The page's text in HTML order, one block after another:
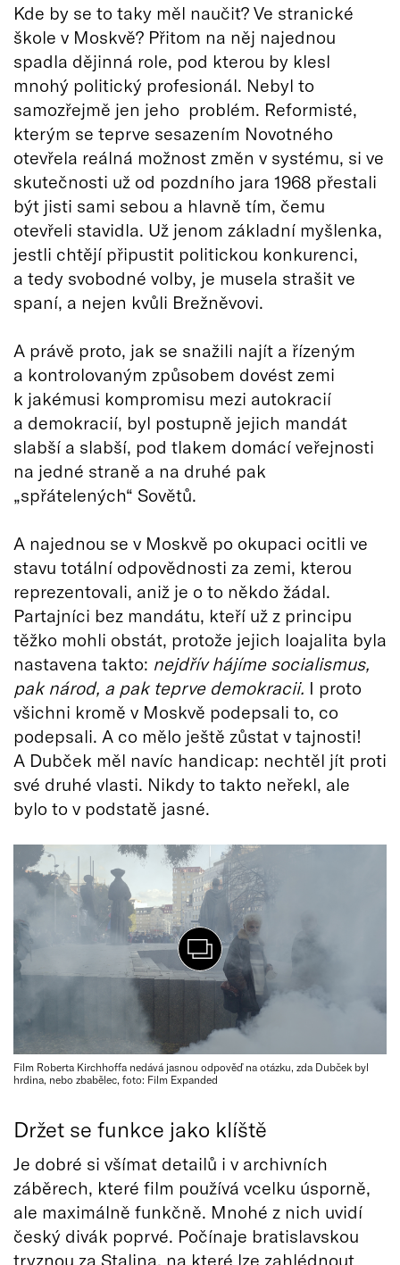
Kde by se to taky měl naučit? Ve stranické
škole v Moskvě? Přitom na něj najednou
spadla dějinná role, pod kterou by klesl
mnohý politický profesionál. Nebyl to
samozřejmě jen jeho problém. Reformisté,
kterým se teprve sesazením Novotného
otevřela reálná možnost změn v systému, si ve
skutečnosti už od pozdního jara 1968 přestali
být jisti sami sebou a hlavně tím, čemu
otevřeli stavidla. Už jenom základní myšlenka,
jestli chtějí připustit politickou konkurenci,
a tedy svobodné volby, je musela strašit ve
spaní, a nejen kvůli Brežněvovi.
A právě proto, jak se snažili najít a řízeným
a kontrolovaným způsobem dovést zemi
k jakémusi kompromisu mezi autokracií
a demokracií, byl postupně jejich mandát
slabší a slabší, pod tlakem domácí veřejnosti
na jedné straně a na druhé pak
„spřátelených“ Sovětů.
A najednou se v Moskvě po okupaci ocitli ve
stavu totální odpovědnosti za zemi, kterou
reprezentovali, aniž je o to někdo žádal.
Partajníci bez mandátu, kteří už z principu
těžko mohli obstát, protože jejich loajalita byla
nastavena takto: nejdřív hájíme socialismus,
pak národ, a pak teprve demokracii. I proto
všichni kromě v Moskvě podepsali to, co
podepsali. A co mělo ještě zůstat v tajnosti!
A Dubček měl navíc handicap: nechtěl jít proti
své druhé vlasti. Nikdy to takto neřekl, ale
bylo to v podstatě jasné.
Film Roberta Kirchhoffa nedává jasnou odpověď na otázku, zda Dubček byl
hrdina, nebo zbabělec, foto: Film Expanded
Držet se funkce jako klíště
Je dobré si všímat detailů i v archivních
záběrech, které film používá vcelku úsporně,
ale maximálně funkčně. Mnohé z nich uvidí
český divák poprvé. Počínaje bratislavskou
tryznou za Stalina, na které lze zahlédnout